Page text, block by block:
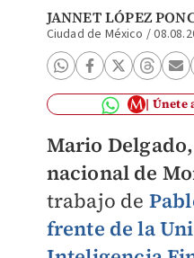
JANNET LÓPEZ
Ciudad de México /
Únete
Mario Delgado,
nacional de
trabajo de
frente de la